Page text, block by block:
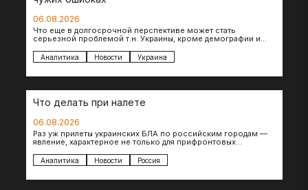
06.08.2026
Что еще в долгосрочной перспективе может стать
серьезной проблемой т.н. Украины, кроме демографии и
которых будет…
Аналитика Новости Украина
Что делать при налете
06.08.2026
Раз уж прилеты украинских БЛА по российским городам —
явление, характерное не только для прифронтовых
Аналитика Новости Россия